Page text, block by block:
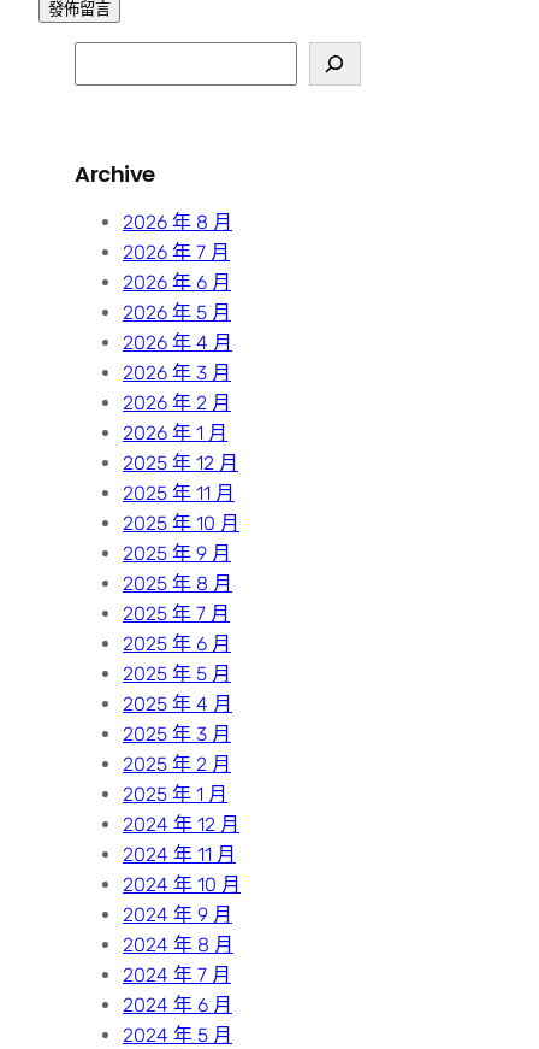
e
c
Archive
2026 年 8 月
2026 年 7 月
2026 年 6 月
2026 年 5 月
2026 年 4 月
2026 年 3 月
2026 年 2 月
2026 年 1 月
2025 年 12 月
2025 年 11 月
2025 年 10 月
2025 年 9 月
2025 年 8 月
2025 年 7 月
2025 年 6 月
2025 年 5 月
2025 年 4 月
2025 年 3 月
2025 年 2 月
2025 年 1 月
2024 年 12 月
2024 年 11 月
2024 年 10 月
2024 年 9 月
2024 年 8 月
2024 年 7 月
2024 年 6 月
2024 年 5 月